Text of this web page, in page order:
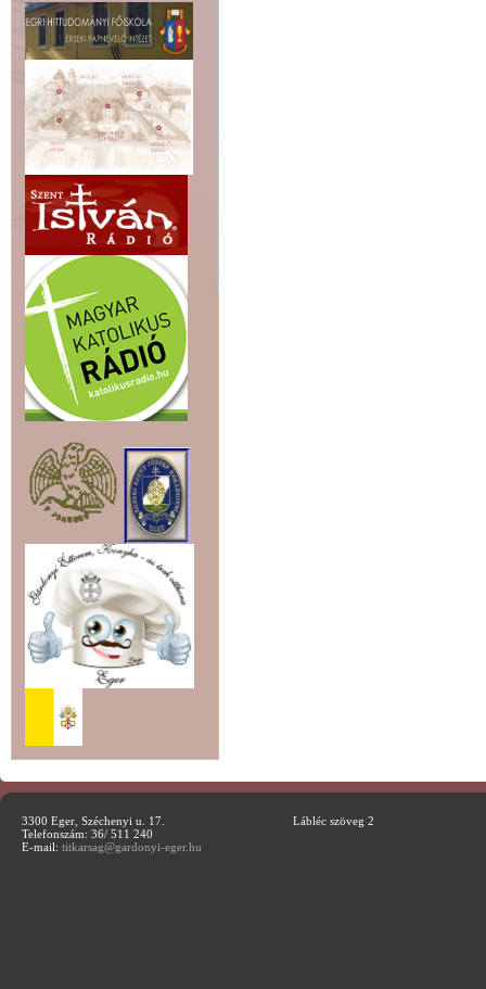
3300 Eger, Széchenyi u. 17.
Telefonszám: 36/ 511 240
E-mail: titkarsag@gardonyi-eger.hu
Lábléc szöveg 2